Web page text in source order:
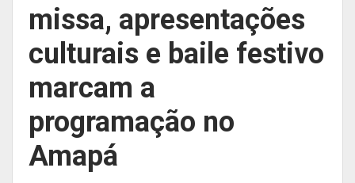
missa, apresentações
culturais e baile festivo
marcam a
programação no
Amapá